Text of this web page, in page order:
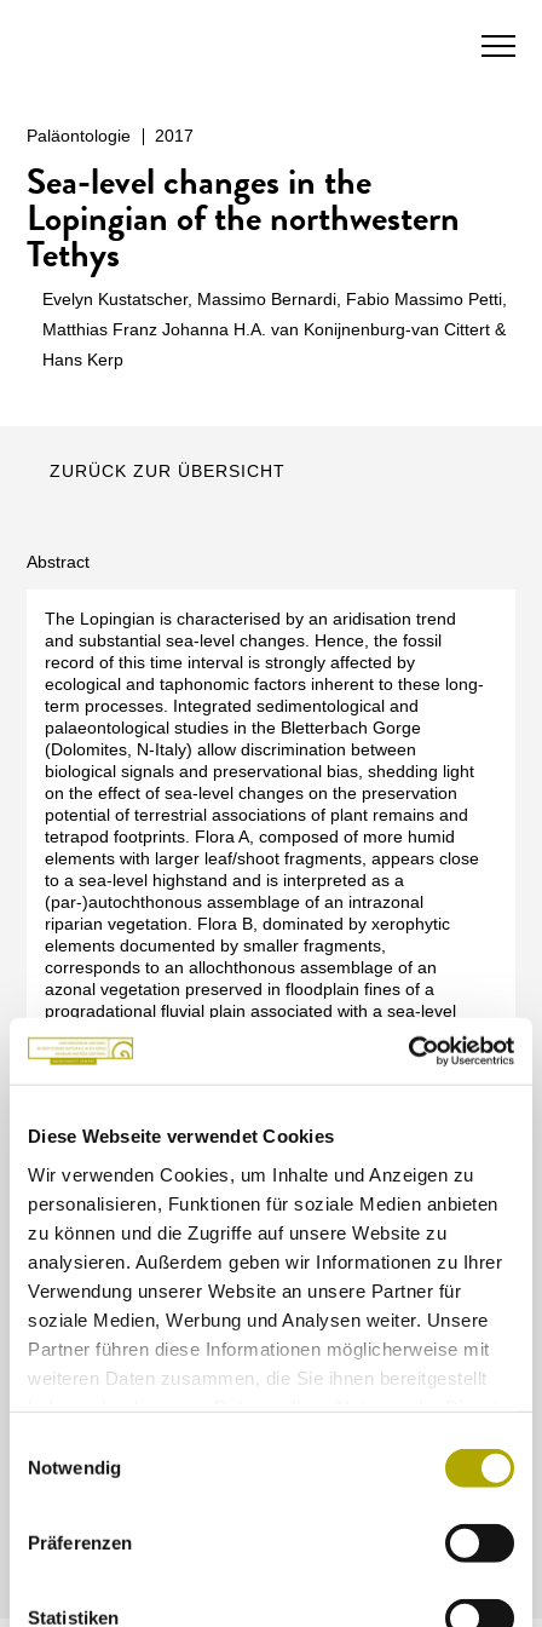
Diese Webseite verwendet Cookies
Wir verwenden Cookies, um Inhalte und Anzeigen zu
personalisieren, Funktionen für soziale Medien anbieten
zu können und die Zugriffe auf unsere Website zu
analysieren. Außerdem geben wir Informationen zu Ihrer
Verwendung unserer Website an unsere Partner für
soziale Medien, Werbung und Analysen weiter. Unsere
Partner führen diese Informationen möglicherweise mit
weiteren Daten zusammen, die Sie ihnen bereitgestellt
Notwendig
Präferenzen
Statistiken
Paläontologie 2017
Sea-level changes in the
Lopingian of the northwestern
Tethys
Evelyn Kustatscher, Massimo Bernardi, Fabio Massimo Petti,
Matthias Franz Johanna H.A. van Konijnenburg-van Cittert &
Hans Kerp
ZURÜCK ZUR ÜBERSICHT
Abstract
The Lopingian is characterised by an aridisation trend
and substantial sea-level changes. Hence, the fossil
record of this time interval is strongly affected by
ecological and taphonomic factors inherent to these long-
term processes. Integrated sedimentological and
palaeontological studies in the Bletterbach Gorge
(Dolomites, N-Italy) allow discrimination between
biological signals and preservational bias, shedding light
on the effect of sea-level changes on the preservation
potential of terrestrial associations of plant remains and
tetrapod footprints. Flora A, composed of more humid
elements with larger leaf/shoot fragments, appears close
to a sea-level highstand and is interpreted as a
(par-)autochthonous assemblage of an intrazonal
riparian vegetation. Flora B, dominated by xerophytic
elements documented by smaller fragments,
corresponds to an allochthonous assemblage of an
azonal vegetation preserved in floodplain fines of a
progradational fluvial plain associated with a sea-level
lowstand. The distribution of vertebrate footprints mirrors
that of the plant-bearing horizons and their abundance
web related to more humid conditions) or more
diversified fauna, recorded during the early phases of the
regressive phase, is in our interpretation best explained
by the rapid burial of footprints due to the increasing
change in distribution and preservation of plant and
animal fossils in the Bletterbach section and shows how
the fossil content of continental successions is deeply